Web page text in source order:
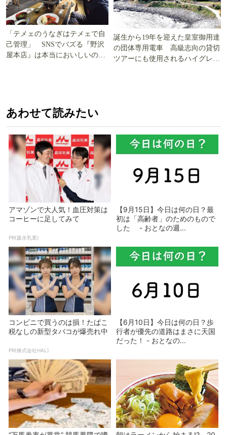
「テメェのうなぎはテメェで自
己管理」 SNSでバズる『野沢
屋本店』は本当においしいの
誕生から19年を迎えた皇室御用達
の団体専用電車 高級志向の貸切
ツアーにも使用されるハイグレー
あわせて読みたい
アマゾンで大人気！血圧対策は
コーヒーに足してみて
PR(森永乳業)
【9月15日】今日は何の日？最
初は「高齢者」のためのもので
した - おとなの週...
コンビニで買うのは損！たばこ
税なしの新型タバコが爆売れ中
PR(株式会社HAL)
【6月10日】今日は何の日？歩
行者が優先の道路はまさに天国
だった！ - おとなの...